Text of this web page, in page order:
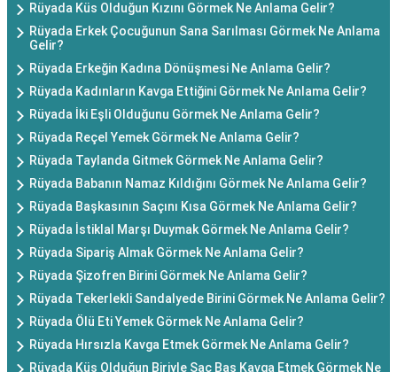
Rüyada Küs Olduğun Kızını Görmek Ne Anlama Gelir?
Rüyada Erkek Çocuğunun Sana Sarılması Görmek Ne Anlama
Gelir?
Rüyada Erkeğin Kadına Dönüşmesi Ne Anlama Gelir?
Rüyada Kadınların Kavga Ettiğini Görmek Ne Anlama Gelir?
Rüyada İki Eşli Olduğunu Görmek Ne Anlama Gelir?
Rüyada Reçel Yemek Görmek Ne Anlama Gelir?
Rüyada Taylanda Gitmek Görmek Ne Anlama Gelir?
Rüyada Babanın Namaz Kıldığını Görmek Ne Anlama Gelir?
Rüyada Başkasının Saçını Kısa Görmek Ne Anlama Gelir?
Rüyada İstiklal Marşı Duymak Görmek Ne Anlama Gelir?
Rüyada Sipariş Almak Görmek Ne Anlama Gelir?
Rüyada Şizofren Birini Görmek Ne Anlama Gelir?
Rüyada Tekerlekli Sandalyede Birini Görmek Ne Anlama Gelir?
Rüyada Ölü Eti Yemek Görmek Ne Anlama Gelir?
Rüyada Hırsızla Kavga Etmek Görmek Ne Anlama Gelir?
Rüyada Küs Olduğun Biriyle Saç Baş Kavga Etmek Görmek Ne